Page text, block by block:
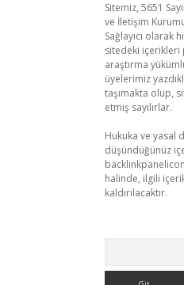
Sitemiz, 5651
ve İletişim
Sağlayıcı olarak
sitedeki
araştırma
üyelerimiz
taşımakta olup,
etmiş sayılırlar.
Hukuka ve yasal
düşündüğünüz
halinde, ilgili
kaldırılacaktır.